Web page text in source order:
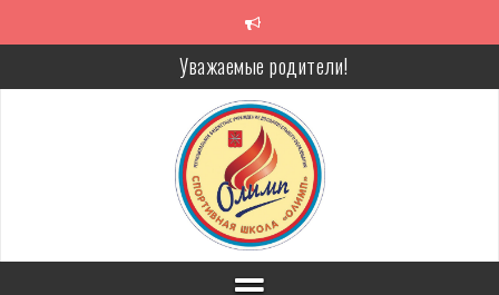
Уважаемые родители!
Алкоголь — путь в никуда
Решение спора без суда
Проголосуй за объекты благоустройства!